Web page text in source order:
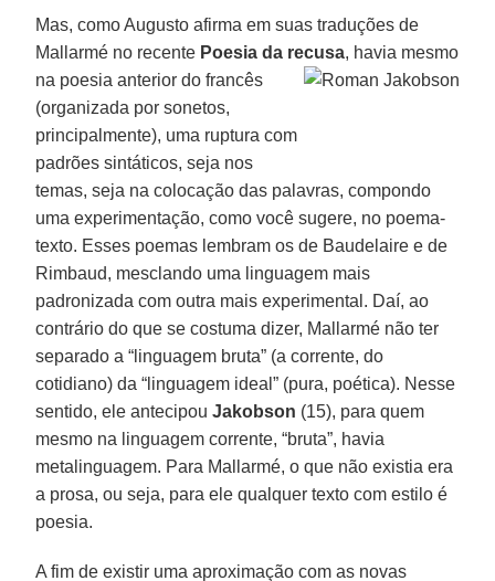
Mas, como Augusto afirma em suas traduções de
Mallarmé no recente Poesia da recusa, havia mesmo
na poesia anterior do francês
(organizada por sonetos,
principalmente), uma ruptura com
padrões sintáticos, seja nos
temas, seja na colocação das palavras, compondo
uma experimentação, como você sugere, no poema-
texto. Esses poemas lembram os de Baudelaire e de
Rimbaud, mesclando uma linguagem mais
padronizada com outra mais experimental. Daí, ao
contrário do que se costuma dizer, Mallarmé não ter
separado a “linguagem bruta” (a corrente, do
cotidiano) da “linguagem ideal” (pura, poética). Nesse
sentido, ele antecipouJakobson (15), para quem
mesmo na linguagem corrente, “bruta”, havia
metalinguagem. Para Mallarmé, o que não existia era
a prosa, ou seja, para ele qualquer texto com estilo é
poesia.
A fim de existir uma aproximação com as novas